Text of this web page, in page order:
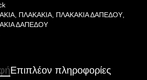
, ΠΛΑΚΑΚΙΑ, ΠΛΑΚΑΚΙΑ ΔΑΠΕΔΟΥ,
ΔΑΠΕΔΟΥ
Επιπλέον πληροφορίες